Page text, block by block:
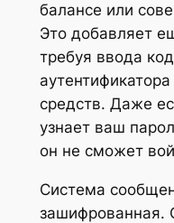
балансе или
Это добавляет
требуя ввода
средств. Даже
узнает ваш
он не сможет
Система
зашифрованная.